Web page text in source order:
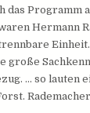
das Programm
Hermann
große
… so lauten